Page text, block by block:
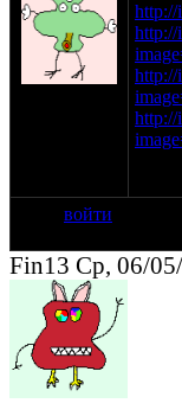
http://
http://
http://
http://
войти
Fin13 Ср, 06/